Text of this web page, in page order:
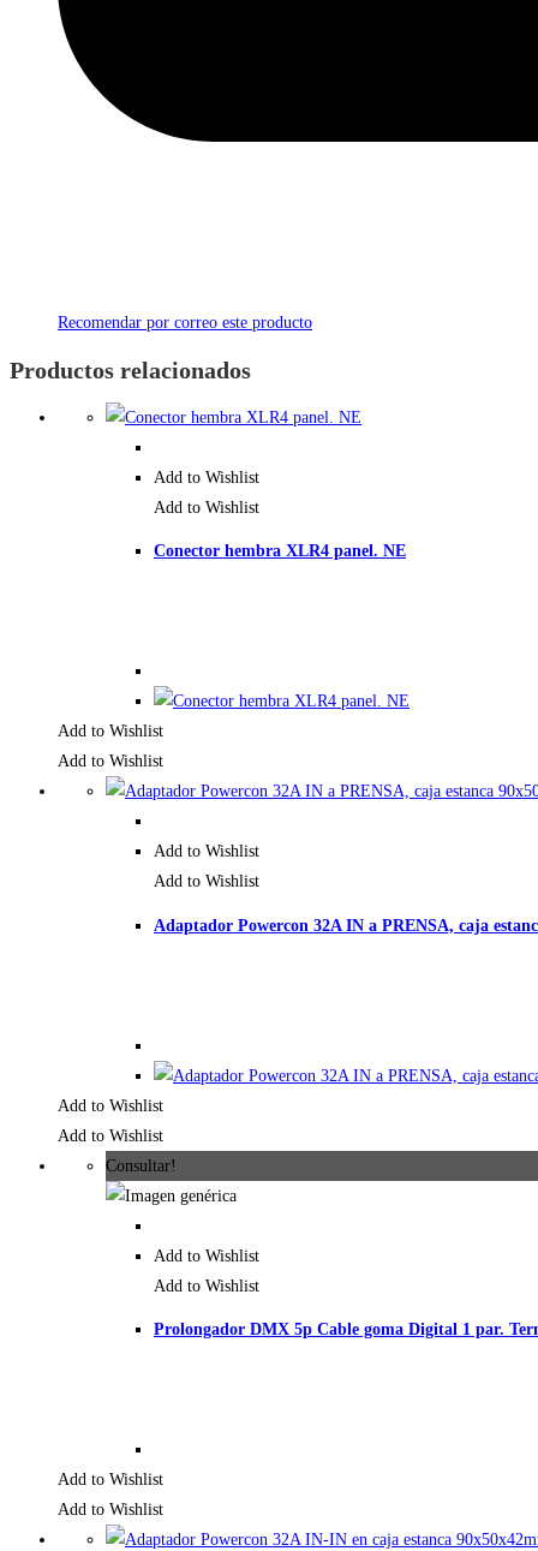
Recomendar por correo este producto
Productos relacionados
Add to Wishlist
Add to Wishlist
Conector hembra XLR4 panel. NE
Add to Wishlist
Add to Wishlist
Add to Wishlist
Add to Wishlist
Adaptador Powercon 32A IN a PRENSA, caja
Add to Wishlist
Add to Wishlist
Consultar!
Add to Wishlist
Add to Wishlist
Prolongador DMX 5p Cable goma Digital 1 par.
Add to Wishlist
Add to Wishlist